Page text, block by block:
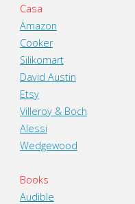
Casa
Amazon
Cooker
Silikomart
David Austin
Etsy
Villeroy & Boch
Alessi
Wedgewood
Books
Audible